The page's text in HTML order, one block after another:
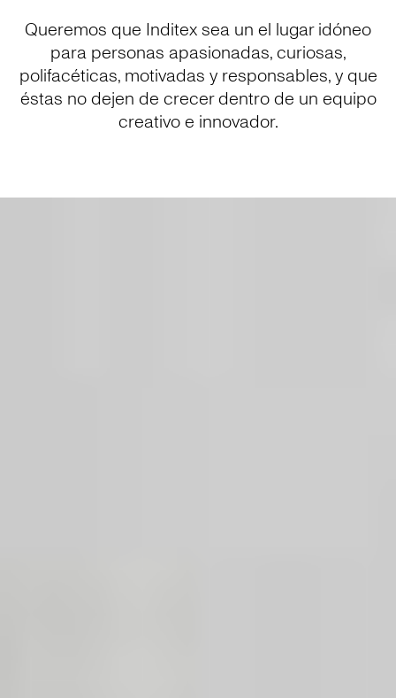
Queremos que Inditex sea un el lugar idóneo
para personas apasionadas, curiosas,
polifacéticas, motivadas y responsables, y que
éstas no dejen de crecer dentro de un equipo
creativo e innovador.